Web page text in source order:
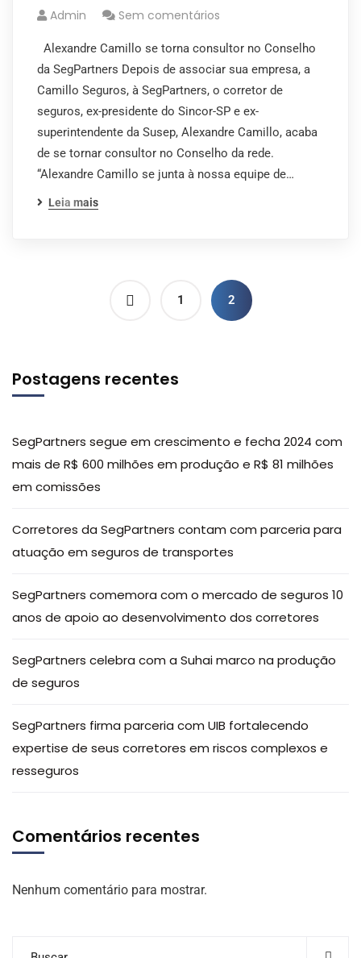
Admin Sem comentários
Alexandre Camillo se torna consultor no Conselho
da SegPartners Depois de associar sua empresa, a
Camillo Seguros, à SegPartners, o corretor de
seguros, ex-presidente do Sincor-SP e ex-
superintendente da Susep, Alexandre Camillo, acaba
de se tornar consultor no Conselho da rede.
“Alexandre Camillo se junta à nossa equipe de…
Leia mais
1 2
Postagens recentes
SegPartners segue em crescimento e fecha 2024 com
mais de R$ 600 milhões em produção e R$ 81 milhões
em comissões
Corretores da SegPartners contam com parceria para
atuação em seguros de transportes
SegPartners comemora com o mercado de seguros 10
anos de apoio ao desenvolvimento dos corretores
SegPartners celebra com a Suhai marco na produção
de seguros
SegPartners firma parceria com UIB fortalecendo
expertise de seus corretores em riscos complexos e
resseguros
Comentários recentes
Nenhum comentário para mostrar.